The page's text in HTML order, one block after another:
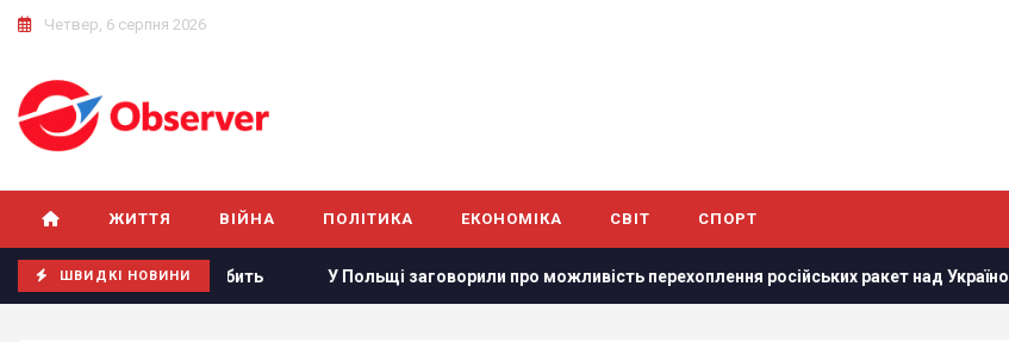
Четвер, 6 серпня 2026
ЖИТТЯ ВІЙНА ПОЛІТИКА ЕКОНОМІКА СВІТ СПОРТ
ШВИДКІ НОВИНИ
чого вона це робить У Польщі заговорили про можливість перехоплення російських ракет над Україною, - PAP